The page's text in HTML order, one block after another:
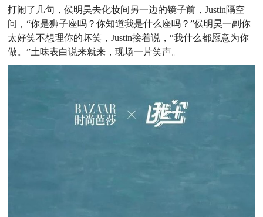
打闹了几句，侯明昊去化妆间另一边的镜子前，Justin隔空
问，“你是狮子座吗？你知道我是什么座吗？”侯明昊一副你
太好笑不想理你的坏笑，Justin接着说，“我什么都愿意为你
做。”土味表白说来就来，现场一片笑声。